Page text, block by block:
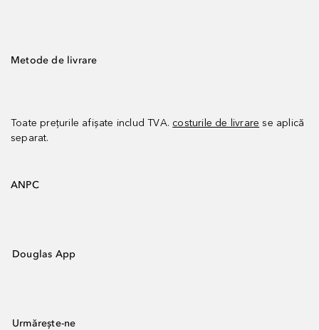
Metode de livrare
Toate prețurile afișate includ TVA. costurile de livrare se aplică
separat.
ANPC
Douglas App
Urmărește-ne